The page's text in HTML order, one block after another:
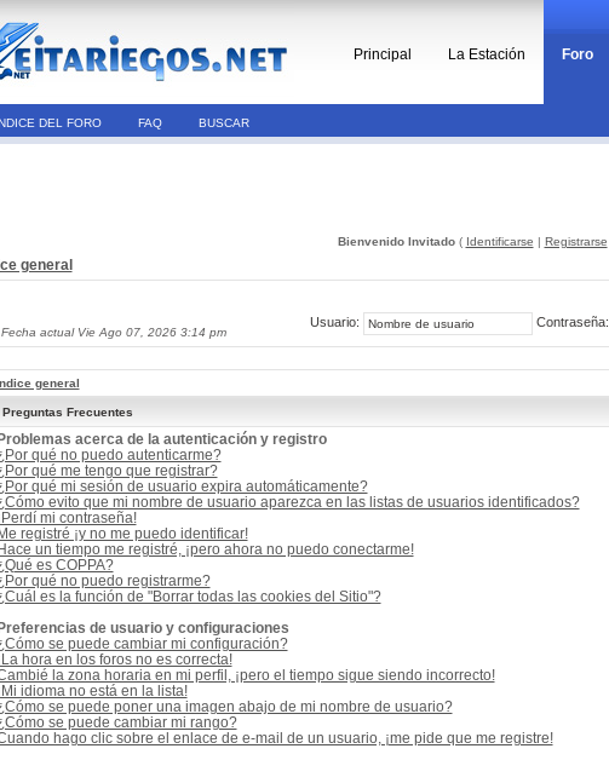
Principal La Estación Foro
DEL FORO FAQ BUSCAR
Bienvenido Invitado( Identificarse | Registrarse
general
Fecha actual Vie Ago 07, 2026 3:14 pm
Usuario: Contraseña:
general
Preguntas Frecuentes
Problemas acerca de la autenticación y registro
qué no puedo autenticarme?
qué me tengo que registrar?
qué mi sesión de usuario expira automáticamente?
evito que mi nombre de usuario aparezca en las listas de usuarios identificados?
mi contraseña!
Me registré ¡y no me puedo identificar!
Hace un tiempo me registré, ¡pero ahora no puedo conectarme!
es COPPA?
qué no puedo registrarme?
es la función de "Borrar todas las cookies del Sitio"?
Preferencias de usuario y configuraciones
se puede cambiar mi configuración?
hora en los foros no es correcta!
la zona horaria en mi perfil, ¡pero el tiempo sigue siendo incorrecto!
idioma no está en la lista!
se puede poner una imagen abajo de mi nombre de usuario?
se puede cambiar mi rango?
hago clic sobre el enlace de e-mail de un usuario, ¡me pide que me registre!